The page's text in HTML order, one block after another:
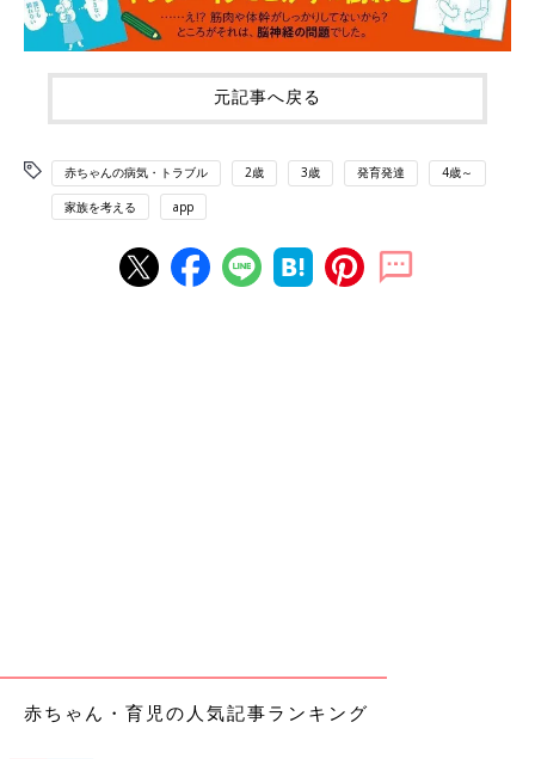
元記事へ戻る
赤ちゃんの病気・トラブル 2歳 3歳 発育発達 4歳～
家族を考える app
赤ちゃん・育児の人気記事ランキング